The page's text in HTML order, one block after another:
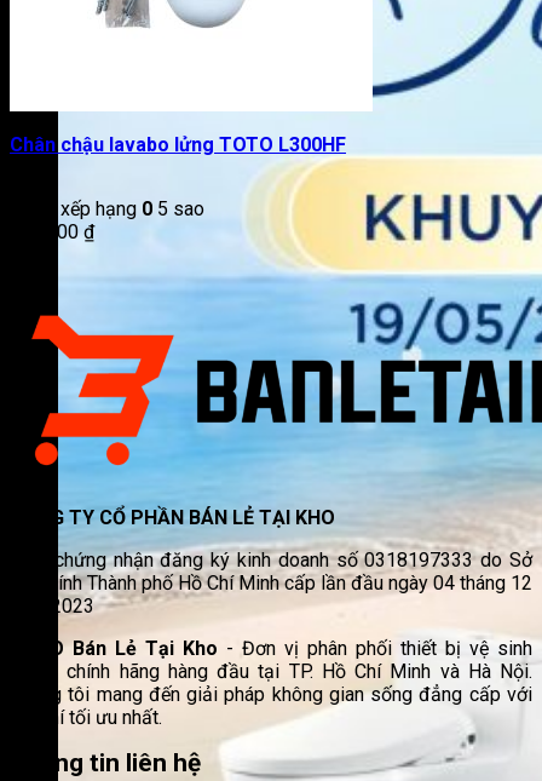
Chân chậu lavabo lửng TOTO L300HF
Được xếp hạng 0 5 sao
893.000 ₫
CÔNG TY CỔ PHẦN BÁN LẺ TẠI KHO
Giấy chứng nhận đăng ký kinh doanh số 0318197333 do Sở
Tài chính Thành phố Hồ Chí Minh cấp lần đầu ngày 04 tháng 12
năm 2023
TOTO Bán Lẻ Tại Kho - Đơn vị phân phối thiết bị vệ sinh
TOTO chính hãng hàng đầu tại TP. Hồ Chí Minh và Hà Nội.
Chúng tôi mang đến giải pháp không gian sống đẳng cấp với
chi phí tối ưu nhất.
Thông tin liên hệ